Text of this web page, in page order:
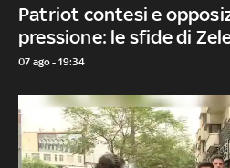
Patriot contesi e
pressione: le sfide di
07 ago - 19:34